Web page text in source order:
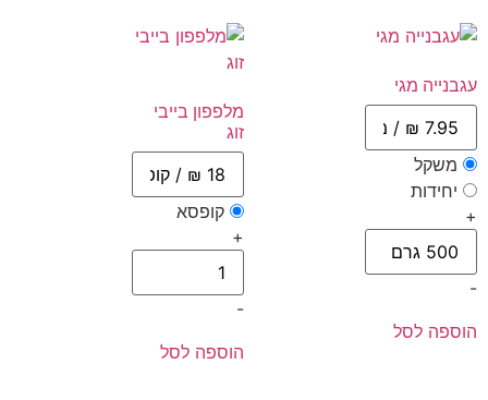
עגבנייה מגי
משקל
יחידות
+
-
הוספה לסל
מלפפון בייבי
זוג
קופסא
+
-
הוספה לסל